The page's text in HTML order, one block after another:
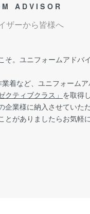
ADVISOR
ザーから皆様へ
。ユニフォームアドバ
着など、ユニフォーム
クティブクラス」 を取得
業様に納入させていた
がありましたらお気軽